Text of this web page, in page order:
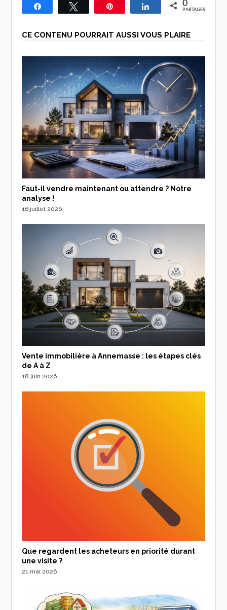
Partagez Tweetez Épingle Partagez0
PARTAGES
CE CONTENU POURRAIT AUSSI VOUS PLAIRE
Faut-il vendre maintenant ou attendre ? Notre
analyse !
16 juillet 2026
Vente immobilière à Annemasse : les étapes clés
de A à Z
18 juin 2026
Que regardent les acheteurs en priorité durant
une visite ?
21 mai 2026